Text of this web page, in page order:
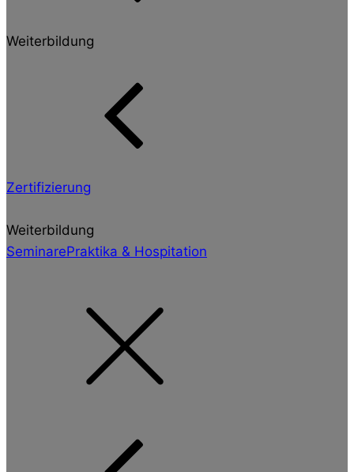
Weiterbildung
Zertifizierung
Weiterbildung
SeminarePraktika & Hospitation